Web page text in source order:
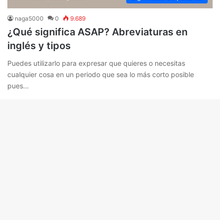
naga5000 0 9.689
¿Qué significa ASAP? Abreviaturas en
inglés y tipos
Puedes utilizarlo para expresar que quieres o necesitas
cualquier cosa en un periodo que sea lo más corto posible
pues…